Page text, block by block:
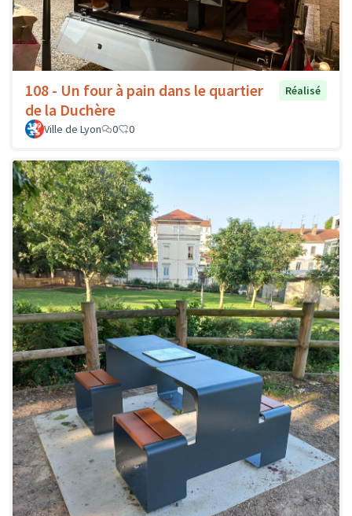
108 - Un four à pain dans le quartier
de la Duchère
Réalisé
Ville de Lyon 0 0